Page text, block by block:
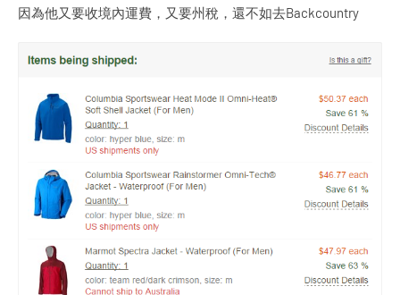
因為他又要收境內運費，又要州稅，還不如去Backcountry